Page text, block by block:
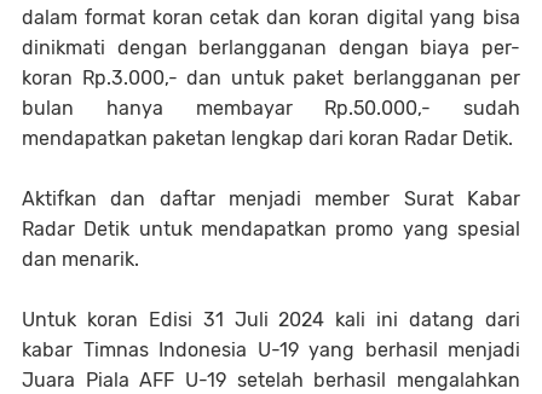
dalam format koran cetak dan koran digital yang bisa
dinikmati dengan berlangganan dengan biaya per-
koran Rp.3.000,- dan untuk paket berlangganan per
bulan hanya membayar Rp.50.000,- sudah
mendapatkan paketan lengkap dari koran Radar Detik.
Aktifkan dan daftar menjadi member Surat Kabar
Radar Detik untuk mendapatkan promo yang spesial
dan menarik.
Untuk koran Edisi 31 Juli 2024 kali ini datang dari
kabar Timnas Indonesia U-19 yang berhasil menjadi
Juara Piala AFF U-19 setelah berhasil mengalahkan